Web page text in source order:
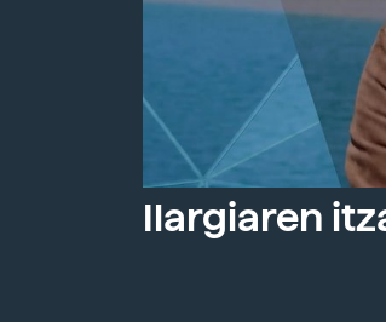
Ilargiaren